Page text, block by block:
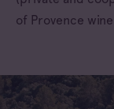
of Provence